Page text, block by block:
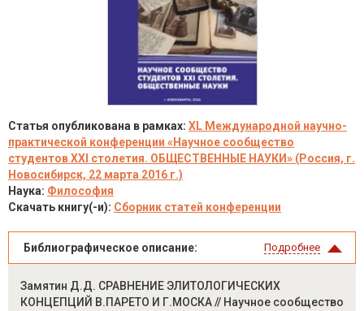
Статья опубликована в рамках: XL Международной научно-
практической конференции «Научное сообщество
студентов XXI столетия. ОБЩЕСТВЕННЫЕ НАУКИ» (Россия, г.
Новосибирск, 22 марта 2016 г.)
Наука: Философия
Скачать книгу(-и): Сборник статей конференции
Библиографическое описание: Подробнее
Замятин Д.Д. СРАВНЕНИЕ ЭЛИТОЛОГИЧЕСКИХ
КОНЦЕПЦИЙ В.ПАРЕТО И Г.МОСКА // Научное сообщество